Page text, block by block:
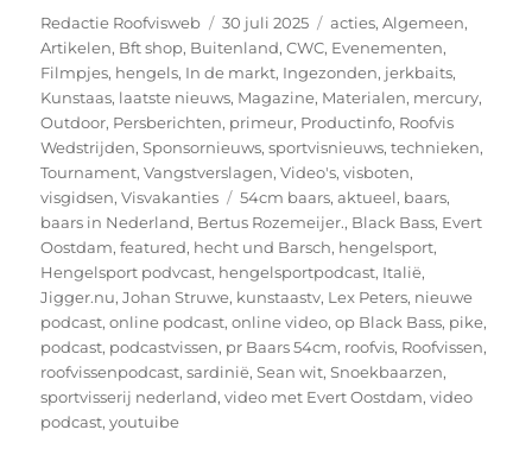
Auteur
Redactie Roofvisweb
Geplaatst
op
30 juli 2025 Categorieën
acties,Algemeen,
Artikelen, Bft shop, Buitenland,CWC, Evenementen,
Filmpjes, hengels, In de markt, Ingezonden, jerkbaits,
Kunstaas, laatste nieuws, Magazine, Materialen, mercury,
Outdoor, Persberichten, primeur, Productinfo, Roofvis
Wedstrijden,Sponsornieuws,sportvisnieuws,technieken,
Tournament,Vangstverslagen,Video's,visboten,
visgidsen,Visvakanties Tags
54cm baars,aktueel, baars,
baars in Nederland, Bertus Rozemeijer., Black Bass, Evert
Oostdam,featured, hecht und Barsch, hengelsport,
Hengelsport podvcast, hengelsportpodcast, Italië,
Jigger.nu,Johan Struwe, kunstaastv, Lex Peters, nieuwe
podcast,online podcast,online video,op Black Bass, pike,
podcast, podcastvissen, pr Baars 54cm, roofvis, Roofvissen,
roofvissenpodcast,sardinië,Sean wit,Snoekbaarzen,
sportvisserij nederland,video met Evert Oostdam,video
podcast,youtuibe